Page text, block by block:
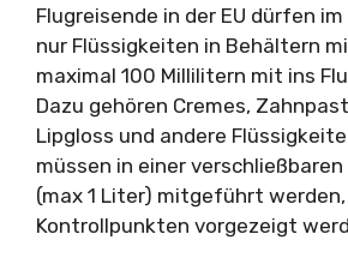
Flugreisende in der EU dürfen
nur Flüssigkeiten in Behältern
maximal 100 Millilitern mit ins
Dazu gehören Cremes,
Lipgloss und andere
müssen in einer
(max 1 Liter) mitgeführt werden,
Kontrollpunkten vorgezeigt